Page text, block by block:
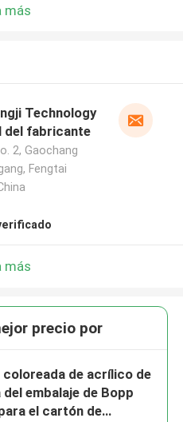
más
Technology
del fabricante
2, Gaochang
Fengtai
más
precio por
coloreada de acrílico de
embalaje de Bopp
el cartón de